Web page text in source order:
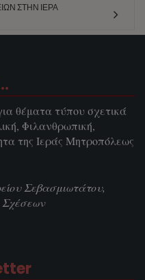
ΣΤΗΝ ΙΕΡΆ
θέματα τύπου σχετικά
Φιλανθρωπική,
της Ιεράς Μητροπόλεως
Σεβασμιωτάτου,
Σχέσεων